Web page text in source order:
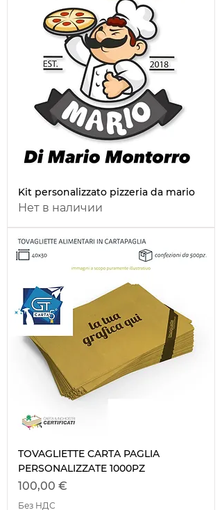
Kit personalizzato pizzeria da mario
Нет в наличии
TOVAGLIETTE CARTA PAGLIA
PERSONALIZZATE 1000PZ
Цена
100,00 €
Без НДС